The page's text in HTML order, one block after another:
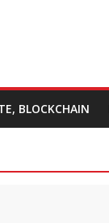
BLOCKCHAIN